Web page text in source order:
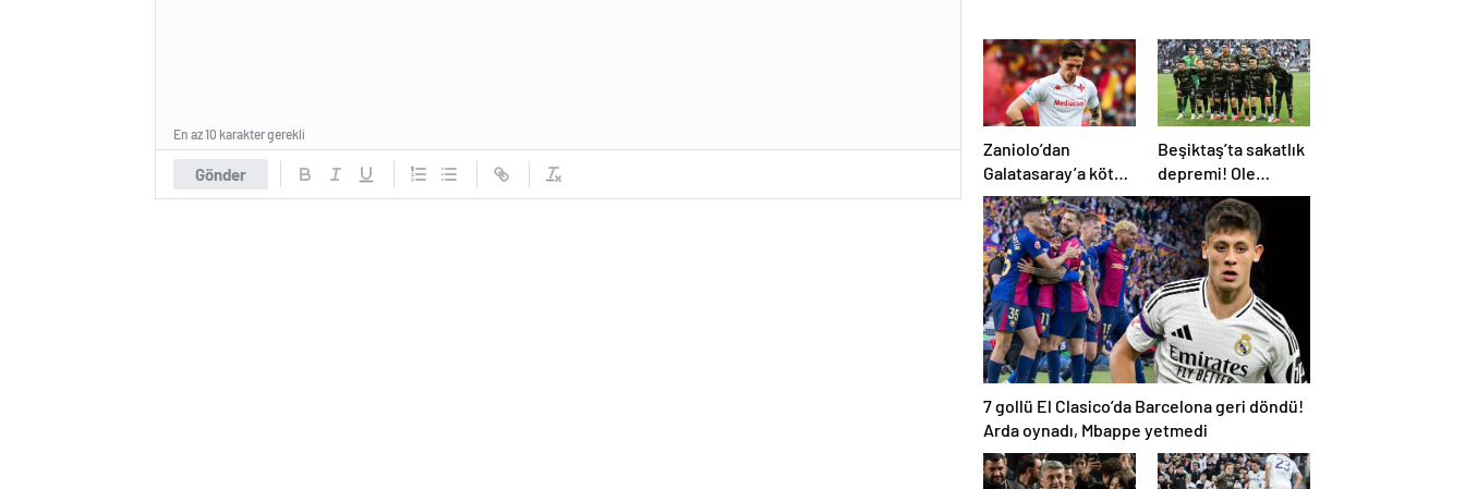
Gönder
En az 10 karakter gerekli
Zaniolo’dan
Galatasaray’a kötü
haber!
Beşiktaş’ta sakatlık
depremi! Ole
Gunnar Solskjaer’in
tepkisi dikkat çekti
7 gollü El Clasico’da Barcelona geri döndü!
Arda oynadı, Mbappe yetmedi